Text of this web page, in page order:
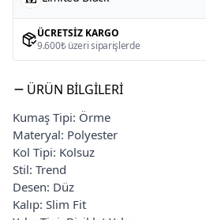
ÜCRETSIZ KARGO
9.600₺ üzeri siparişlerde
ÜRÜN BILGILERI
Kumaş Tipi: Örme
Materyal: Polyester
Kol Tipi: Kolsuz
Stil: Trend
Desen: Düz
Kalıp: Slim Fit